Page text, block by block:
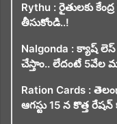
Rythu : రైతులకు
తీసుకోండి..!
Nalgonda : క్యాష్
చేస్తాం.. లేదంటే 5వేల
Ration Cards :
ఆగస్టు 15 న కొత్త